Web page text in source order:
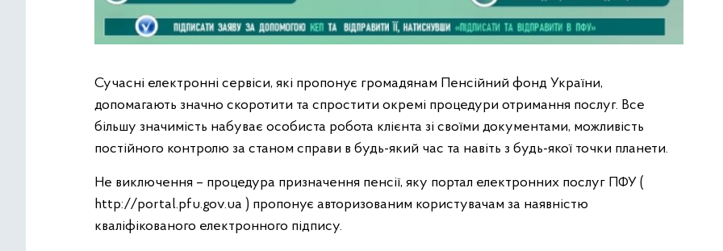
Сучасні електронні сервіси, які пропонує громадянам Пенсійний фонд України,
допомагають значно скоротити та спростити окремі процедури отримання послуг. Все
більшу значимість набуває особиста робота клієнта зі своїми документами, можливість
постійного контролю за станом справи в будь-який час та навіть з будь-якої точки планети.
Не виключення – процедура призначення пенсії, яку портал електронних послуг ПФУ (
http://portal.pfu.gov.ua ) пропонує авторизованим користувачам за наявністю
кваліфікованого електронного підпису.